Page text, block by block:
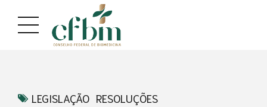
conteúdo
navegação
LEGISLAÇÃO RESOLUÇÕES